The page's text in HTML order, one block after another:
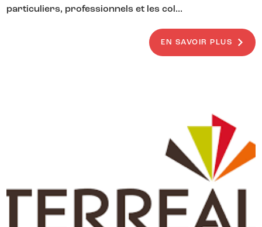
particuliers, professionnels et les col...
EN SAVOIR PLUS